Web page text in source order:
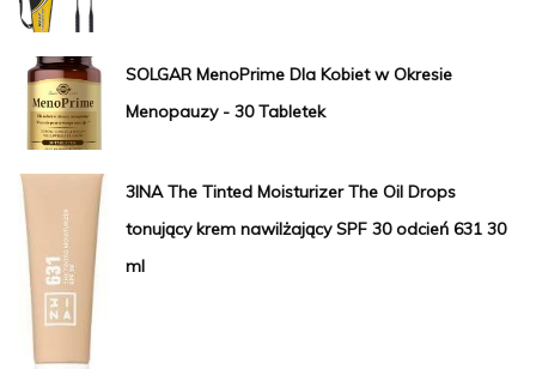
SOLGAR MenoPrime Dla Kobiet w Okresie
Menopauzy - 30 Tabletek
3INA The Tinted Moisturizer The Oil Drops
tonujący krem nawilżający SPF 30 odcień 631 30
ml